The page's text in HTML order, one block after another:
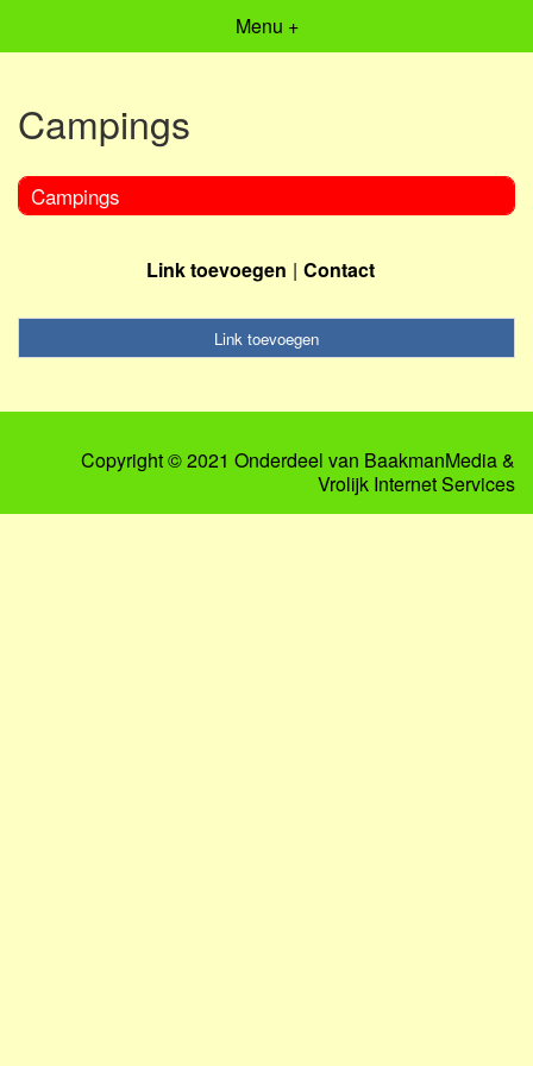
Menu +
Campings
Campings
Link toevoegen Contact
Link toevoegen
Copyright © 2021 Onderdeel van BaakmanMedia&
Vrolijk Internet Services